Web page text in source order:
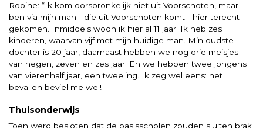
Robine: “Ik kom oorspronkelijk niet uit Voorschoten, maar
ben via mijn man - die uit Voorschoten komt - hier terecht
gekomen. Inmiddels woon ik hier al 11 jaar. Ik heb zes
kinderen, waarvan vijf met mijn huidige man. M’n oudste
dochter is 20 jaar, daarnaast hebben we nog drie meisjes
van negen, zeven en zes jaar. En we hebben twee jongens
van vierenhalf jaar, een tweeling. Ik zeg wel eens: het
bevallen beviel me wel!
Thuisonderwijs
Toen werd besloten dat de basisscholen zouden sluiten brak